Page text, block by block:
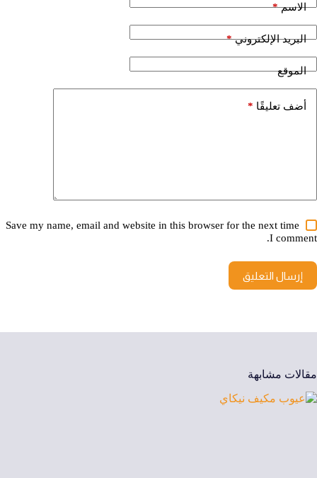
الاسم*
البريد الإلكتروني*
الموقع
أضف تعليقًا *
Save my name, email and website in this browser for the next time
I comment.
إرسال التعليق
مقالات مشابهة